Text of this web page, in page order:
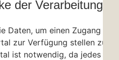
der Verarbeitung
Daten, um einen Zugang zum
zur Verfügung stellen zu
ist notwendig, da jedes